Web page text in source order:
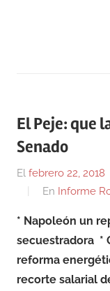
El Peje: que
Senado
El febrero 22, 2018
En Informe
* Napoleón un
secuestradora *
reforma
recorte salarial